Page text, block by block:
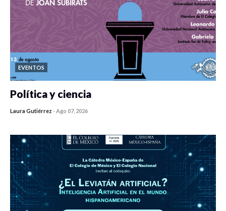
EVENTOS
Política y ciencia
Laura Gutiérrez -Ago 07, 2026